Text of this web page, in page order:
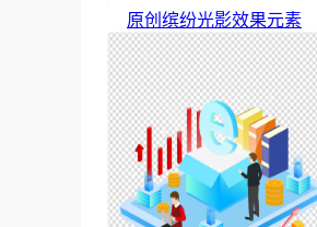
原创缤纷光影效果元素